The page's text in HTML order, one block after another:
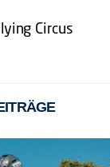
Circus